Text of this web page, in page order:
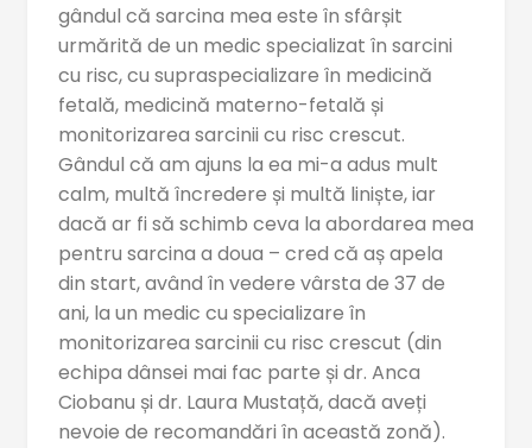
gândul că sarcina mea este în sfârșit
urmărită de un medic specializat în sarcini
cu risc, cu supraspecializare în medicină
fetală, medicină materno-fetală și
monitorizarea sarcinii cu risc crescut.
Gândul că am ajuns la ea mi-a adus mult
calm, multă încredere și multă liniște, iar
dacă ar fi să schimb ceva la abordarea mea
pentru sarcina a doua – cred că aș apela
din start, având în vedere vârsta de 37 de
ani, la un medic cu specializare în
monitorizarea sarcinii cu risc crescut (din
echipa dânsei mai fac parte și dr. Anca
Ciobanu și dr. Laura Mustață, dacă aveți
nevoie de recomandări în această zonă).